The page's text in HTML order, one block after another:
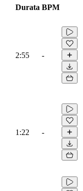
Durata BPM
2:55 -
1:22 -